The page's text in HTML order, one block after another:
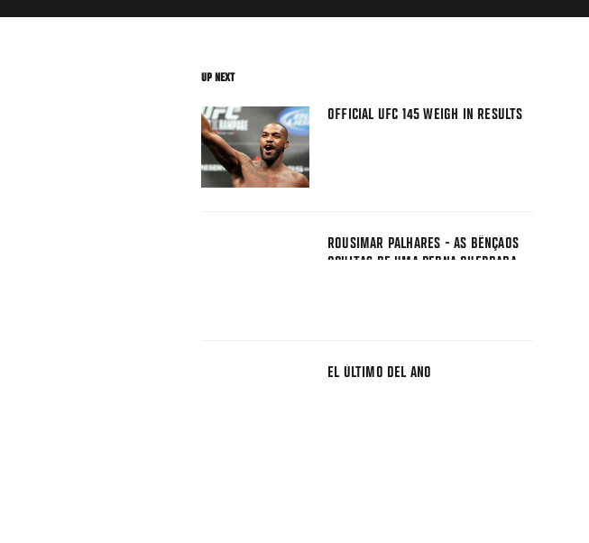
UP NEXT
OFFICIAL UFC 145 WEIGH IN RESULTS
ROUSIMAR PALHARES - AS BÊNÇÃOS
OCULTAS DE UMA PERNA QUEBRADA
EL ÚLTIMO DEL AÑO